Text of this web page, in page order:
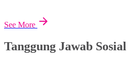
See More
Tanggung Jawab Sosial